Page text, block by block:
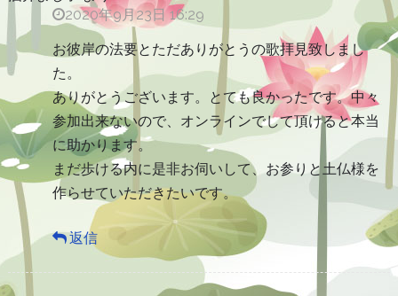
2020年9月23日 16:29
お彼岸の法要とただありがとうの歌拝見致しまし
た。
ありがとうございます。とても良かったです。中々
参加出来ないので、オンラインでして頂けると本当
に助かります。
まだ歩ける内に是非お伺いして、お参りと土仏様を
作らせていただきたいです。
返信